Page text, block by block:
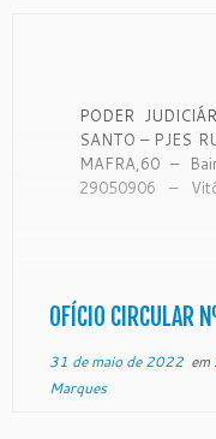
PODER
SANTO – PJES
MAFRA,60 –
29050906 –
OFÍCIO
31 de maio de 2022em
Marques